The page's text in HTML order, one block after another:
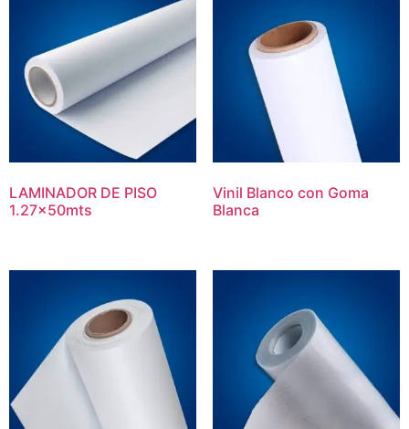
LAMINADOR DE PISO
1.27x50mts
Vinil Blanco con Goma
Blanca